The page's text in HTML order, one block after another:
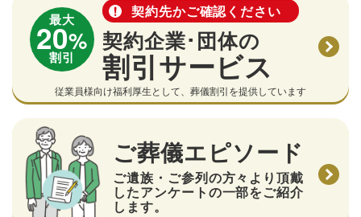
最大
20%
割引
契約先かご確認ください
契約企業･団体の
割引サービス
従業員様向け福利厚生として、葬儀割引を提供しています
ご葬儀エピソード
ご遺族・ご参列の方々より頂戴
したアンケートの一部をご紹介
します。